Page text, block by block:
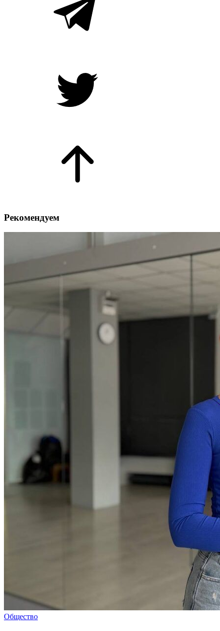
Рекомендуем
Общество